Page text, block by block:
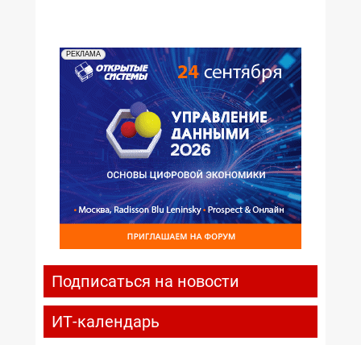
РЕКЛАМА
Подписаться на новости
ИТ-календарь